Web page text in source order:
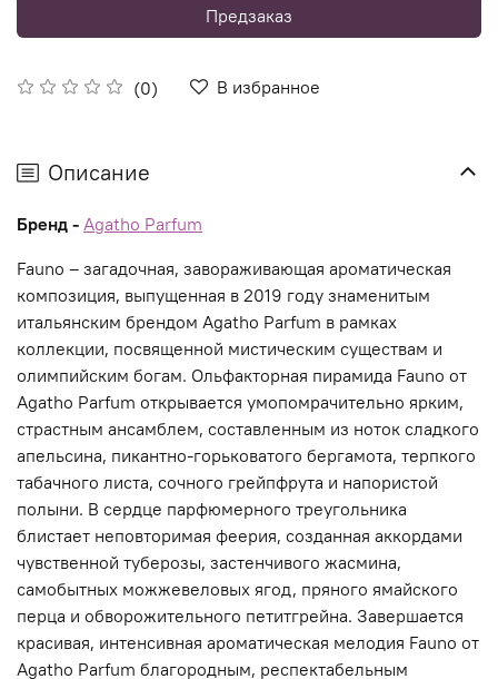
(0) В избранное
Предзаказ
Описание
Бренд - Agatho Parfum
Fauno – загадочная, завораживающая ароматическая
композиция, выпущенная в 2019 году знаменитым
итальянским брендом Agatho Parfum в рамках
коллекции, посвященной мистическим существам и
олимпийским богам. Ольфакторная пирамида Fauno от
Agatho Parfum открывается умопомрачительно ярким,
страстным ансамблем, составленным из ноток сладкого
апельсина, пикантно-горьковатого бергамота, терпкого
табачного листа, сочного грейпфрута и напористой
полыни. В сердце парфюмерного треугольника
блистает неповторимая феерия, созданная аккордами
чувственной туберозы, застенчивого жасмина,
самобытных можжевеловых ягод, пряного ямайского
перца и обворожительного петитгрейна. Завершается
красивая, интенсивная ароматическая мелодия Fauno от
Agatho Parfum благородным, респектабельным